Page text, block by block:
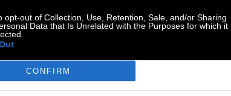
opt-out of Collection, Use, Retention, Sale, and/or Sharing
Data that Is Unrelated with the Purposes for which it
CONFIRM